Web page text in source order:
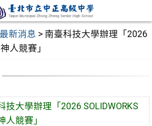
最新消息 > 南臺科技大學辦理「2026
人競賽」
技大學辦理「2026 SOLIDWORKS
人競賽」